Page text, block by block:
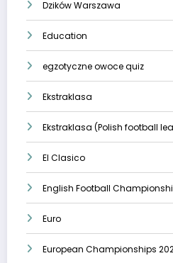
Dzików Warszawa
Education
egzotyczne owoce quiz
Ekstraklasa
Ekstraklasa (Polish football
El Clasico
English Football
Euro
European Championships